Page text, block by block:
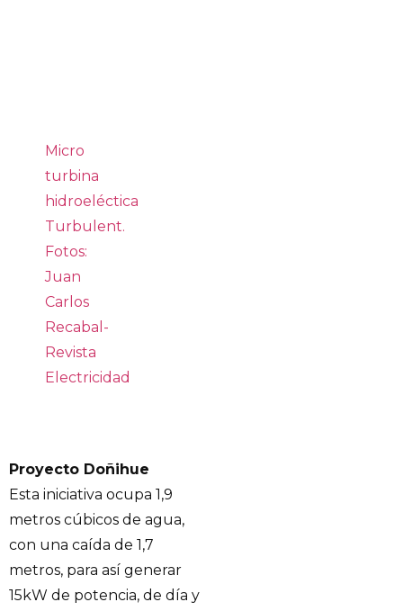
Micro
turbina
hidroeléctica
Turbulent.
Fotos:
Juan
Carlos
Recabal-
Revista
Electricidad
Proyecto Doñihue
Esta iniciativa ocupa 1,9
metros cúbicos de agua,
con una caída de 1,7
metros, para así generar
15kW de potencia, de día y